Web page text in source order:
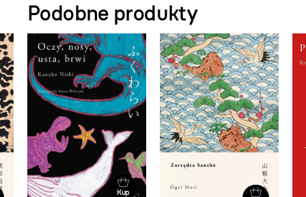
Podobne produkty
Kup